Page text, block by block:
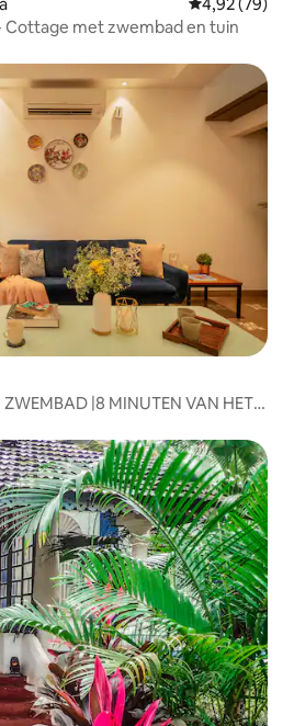
Cottage met zwembad en tuin
|8 MINUTEN VAN HET